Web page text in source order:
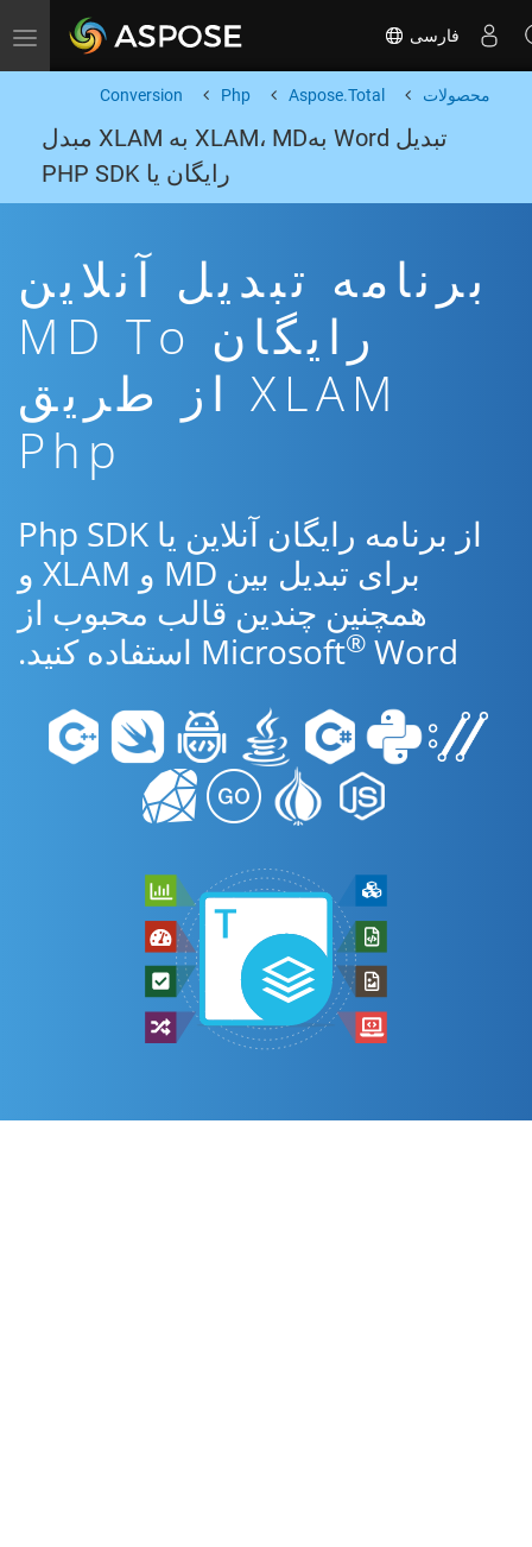
Toggle navigation فارسی
محصولات Aspose.Total
Php
Conversion
تبدیل Word بهXLAM، MD به XLAM مبدل
رایگان یا PHP SDK
برنامه تبدیل آنلاین
رایگان MD To
XLAM از طریق
Php
از برنامه رایگان آنلاین یا Php SDK
برای تبدیل بین MD و XLAM و
همچنین چندین قالب محبوب از
Microsoft® Word استفاده کنید.